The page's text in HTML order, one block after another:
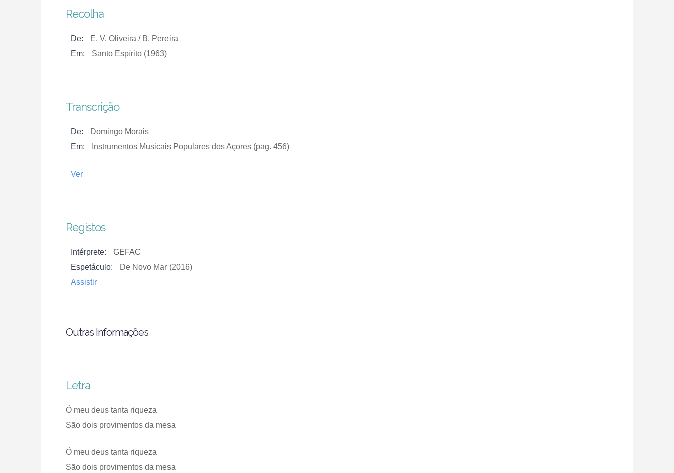
Recolha
De:
E. V. Oliveira / B. Pereira
Em:
Santo Espírito (1963)
Transcrição
De:
Domingo Morais
Em:
Instrumentos Musicais Populares dos Açores (pag. 456)
Ver
Registos
Intérprete:
GEFAC
Espetáculo:
De Novo Mar (2016)
Assistir
Outras Informações
Letra
Ó meu deus tanta riqueza
São dois provimentos da mesa
Ó meu deus tanta riqueza
São dois provimentos da mesa